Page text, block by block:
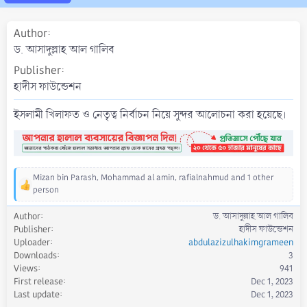
a
Author
ড. আসাদুল্লাহ আল গালিব
Publisher
হাদীস ফাউন্ডেশন
ইসলামী খিলাফত ও নেতৃত্ব নির্বাচন নিয়ে সুন্দর আলোচনা করা হয়েছে।
R
e
a
c
t
i
o
n
s
:
Mizan bin Parash, Mohammad al amin, rafialnahmud and 1 other
person
Author
ড. আসাদুল্লাহ আল গালিব
Publisher
হাদীস ফাউন্ডেশন
Uploader
abdulazizulhakimgrameen
Downloads
3
Views
941
First release
Dec 1, 2023
Last update
Dec 1, 2023